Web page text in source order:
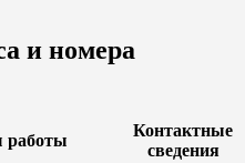
и номера
работы
Контактные
сведения